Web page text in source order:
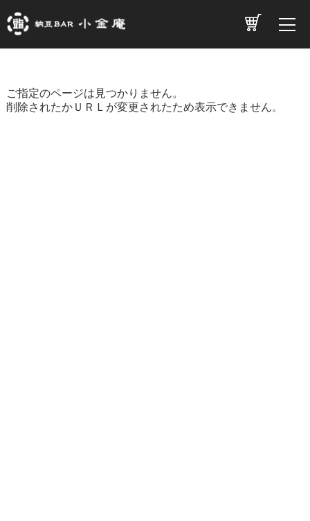
ご指定のページは見つかりません。
削除されたかＵＲＬが変更されたため表示できません。